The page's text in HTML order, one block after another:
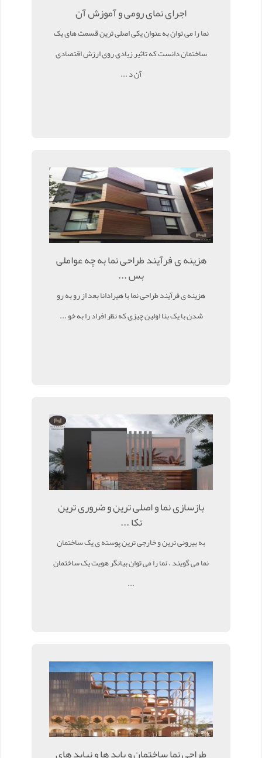
اجرای نمای رومی و آموزش آن
نما را می توان به عنوان یکی اصلی ترین قسمت های یک
ساختمان دانست که تاثیر زیادی روی ارزش اقتصادی
آن د ...
هزینه ی فرآیند طراحی نما به چه عواملی
بس ...
هزینه ی فرآیند طراحی نما با هیرادانا بعد از رو به رو
شدن با یک بنا اولین چیزی که نظر افراد را به خو ...
بازسازی نما و اصلی ترین و ضروری ترین
نکا ...
به بیرونی ترین و خارجی ترین پوسته ی یک ساختمان
نما می گویند . نما را می توان بیانگر هویت یک ساختمان
...